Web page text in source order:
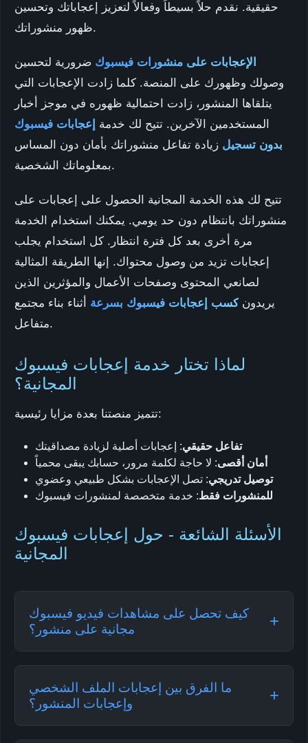
حقيقية. نقدم حلاً بسيطاً وفعالاً لتعزيز إعجاباتك وتحسين
ظهور منشوراتك.
الإعجابات على منشورات فيسبوك ضرورية لتحسين
وصولك وظهورك على المنصة. كلما زادت الإعجابات التي
يتلقاها المنشور، زادت احتمالية ظهوره في موجز أخبار
المستخدمين الآخرين. تتيح لك خدمة إعجابات فيسبوك
بدون تسجيل زيادة تفاعل منشوراتك بأمان دون المساس
بمعلوماتك الشخصية.
تتيح لك هذه الخدمة المجانية الحصول على إعجابات على
منشوراتك بانتظام دون حد يومي. يمكنك استخدام الخدمة
مرة أخرى بعد كل فترة انتظار. كل استخدام يجلب
إعجابات تزيد من وصول محتواك. إنها الطريقة المثالية
لصانعي المحتوى وصفحات الأعمال والمؤثرين الذين
يريدون كسب إعجابات فيسبوك بسرعة أثناء بناء مجتمع
متفاعل.
لماذا تختار خدمة إعجابات فيسبوك
المجانية؟
تتميز منصتنا بعدة مزايا رئيسية:
تفاعل حقيقي: إعجابات أصلية لزيادة مصداقيتك
أمان أقصى: لا حاجة لكلمة مرور، حسابك يبقى محمياً
توصيل تدريجي: تصل الإعجابات بشكل طبيعي وعضوي
للمنشورات فقط: خدمة متخصصة لمنشورات فيسبوك
الأسئلة الشائعة - حول إعجابات فيسبوك
المجانية
كيف تحصل على مشاهدات فيديو فيسبوك
مجانية على منشور؟
+
منشورك، اتبع هذه الخطوات البسيطة: انسخ رابط
منشورك على فيسبوك (ليس ملفك الشخصي)،
والصقه في نموذجنا، وانقر على "احصل الآن". بعد
ما الفرق بين إعجابات الملف الشخصي
وإعجابات المنشور؟
+